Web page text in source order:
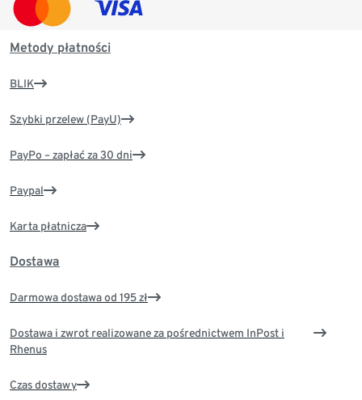
Metody płatności
BLIK
Szybki przelew (PayU)
PayPo – zapłać za 30 dni
Paypal
Karta płatnicza
Dostawa
Darmowa dostawa od 195 zł
Dostawa i zwrot realizowane za pośrednictwem InPost i
Rhenus
Czas dostawy